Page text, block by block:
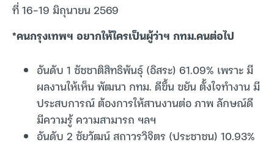
ที่ 16-19 มิถุนายน 2569
*คนกรุงเทพฯ อยากให้ใครเป็นผู้ว่าฯ กทม.คนต่อไป
อันดับ 1 ชัชชาติสิทธิพันธุ์ (อิสระ) 61.09% เพราะ มี
ผลงานให้เห็น พัฒนา กทม. ดีขึ้น ขยัน ตั้งใจทำงาน มี
ประสบการณ์ ต้องการให้สานงานต่อ ภาพ ลักษณ์ดี
มีความรู้ ความสามารถ ฯลฯ
อันดับ 2 ชัยวัฒน์ สถาวรวิจิตร (ประชาชน) 10.93%